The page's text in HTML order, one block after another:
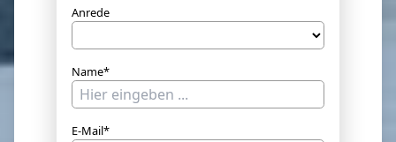
Anrede
Name*
E-Mail*